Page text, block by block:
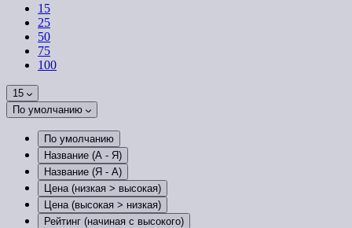
15
25
50
75
100
15
По умолчанию
По умолчанию
Название (А - Я)
Название (Я - А)
Цена (низкая > высокая)
Цена (высокая > низкая)
Рейтинг (начиная с высокого)